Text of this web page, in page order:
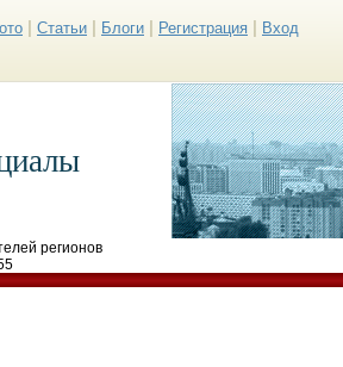
Статьи Блоги Регистрация Вход
регионов